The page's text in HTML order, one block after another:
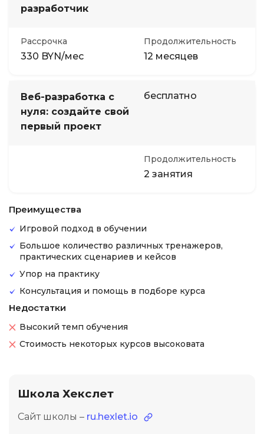
разработчик
Рассрочка
330 BYN/мес
Продолжительность
12 месяцев
Веб-разработка с
нуля: создайте свой
первый проект
бесплатно
Продолжительность
2 занятия
Преимущества
Игровой подход в обучении
Большое количество различных тренажеров,
практических сценариев и кейсов
Упор на практику
Консультация и помощь в подборе курса
Недостатки
Высокий темп обучения
Стоимость некоторых курсов высоковата
Школа Хекслет
Сайт школы – ru.hexlet.io